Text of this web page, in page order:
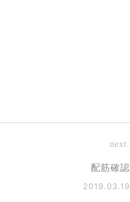
next.
配筋確認
2019.03.19